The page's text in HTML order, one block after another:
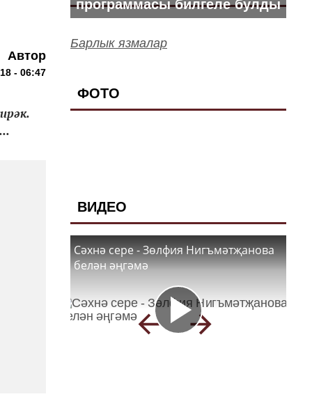
Автор
- 06:47
программасы билгеле булды
Барлык язмалар
ФОТО
ВИДЕО
Сәхнә сере - Зөлфия Нигъмәтҗанова
белән әңгәмә